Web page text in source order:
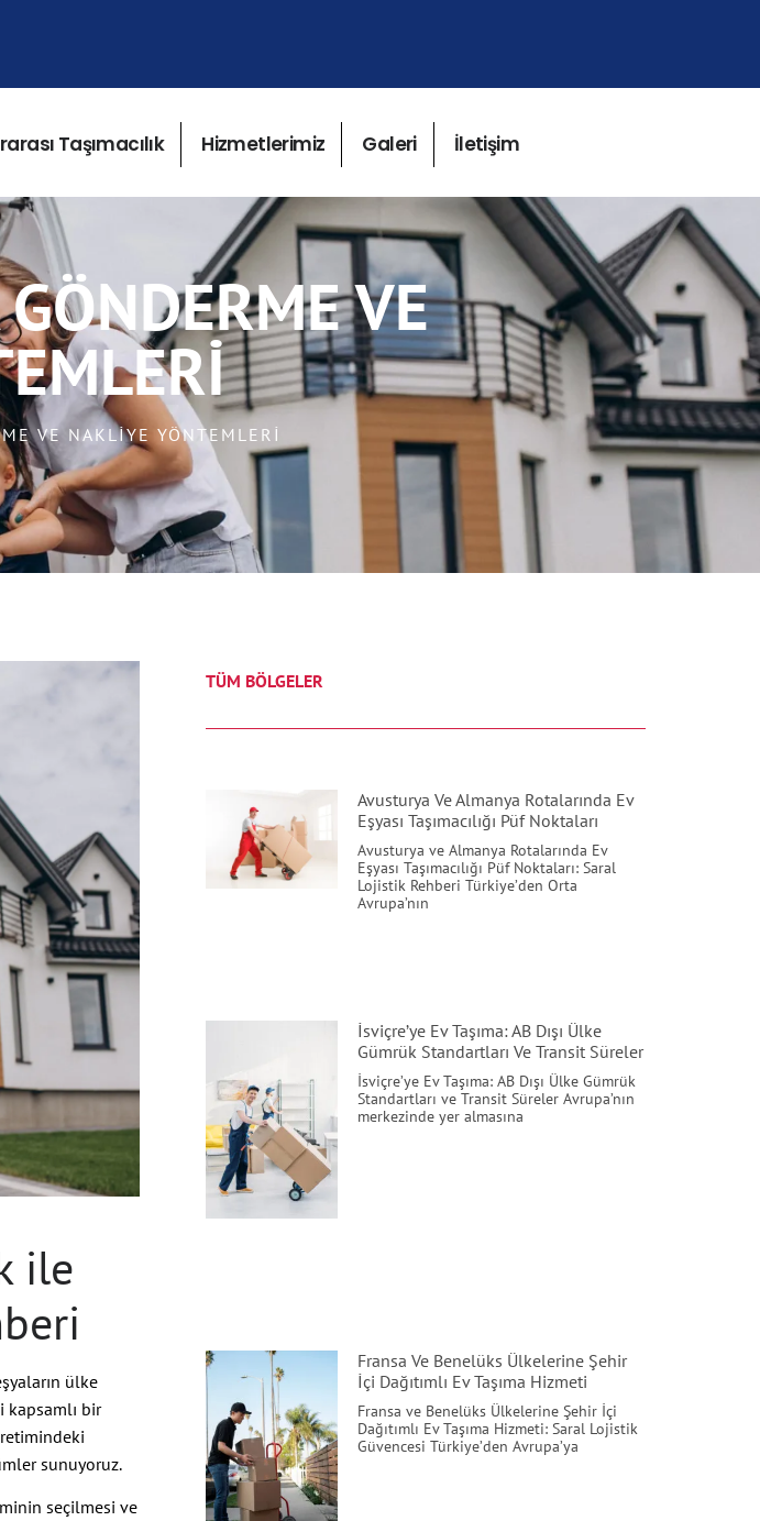
Taşımacılık Hizmetlerimiz Galeri İletişim
VE
VE NAKLIYE YÖNTEMLERI
ile
ülke
kapsamlı bir
sunuyoruz.
seçilmesi ve
TÜM BÖLGELER
Avusturya Ve Almanya Rotalarında Ev
Eşyası Taşımacılığı Püf Noktaları
Avusturya ve Almanya Rotalarında Ev
Eşyası Taşımacılığı Püf Noktaları: Saral
Lojistik Rehberi Türkiye’den Orta
Avrupa’nın
İsviçre’ye Ev Taşıma: AB Dışı Ülke
Gümrük Standartları Ve Transit Süreler
İsviçre’ye Ev Taşıma: AB Dışı Ülke Gümrük
Standartları ve Transit Süreler Avrupa’nın
merkezinde yer almasına
Fransa Ve Benelüks Ülkelerine Şehir
İçi Dağıtımlı Ev Taşıma Hizmeti
Fransa ve Benelüks Ülkelerine Şehir İçi
Dağıtımlı Ev Taşıma Hizmeti: Saral Lojistik
Güvencesi Türkiye’den Avrupa’ya